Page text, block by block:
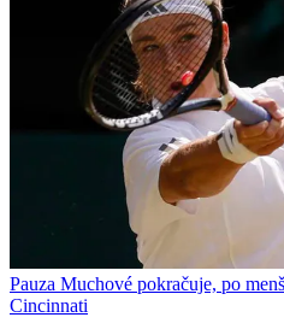
Pauza Muchové pokračuje, po
Cincinnati